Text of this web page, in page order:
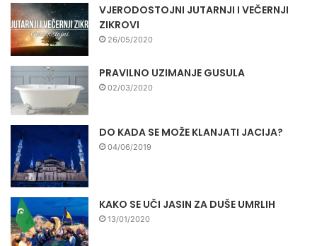
VJERODOSTOJNI JUTARNJI I VEČERNJI
ZIKROVI
26/05/2020
PRAVILNO UZIMANJE GUSULA
02/03/2020
DO KADA SE MOŽE KLANJATI JACIJA?
04/06/2019
KAKO SE UČI JASIN ZA DUŠE UMRLIH
13/01/2020